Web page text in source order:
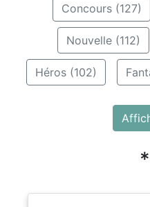
Concours (127)
Nouvelle (112)
Héros (102)